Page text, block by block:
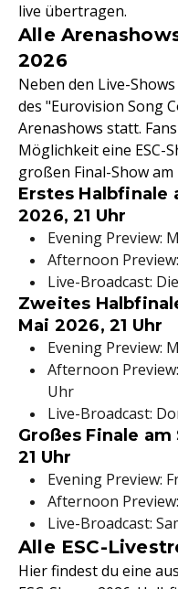
live übertragen.
Alle
2026
Neben den Live-
des "Eurovision Song
Arenashows statt.
Möglichkeit eine ESC-
großen Final-Show am
Erstes Halbfinale
2026, 21 Uhr
Evening Preview:
Afternoon
Live-Broadcast:
Zweites
Mai 2026, 21 Uhr
Evening Preview:
Afternoon
Uhr
Live-Broadcast:
Großes Finale am
21 Uhr
Evening Preview:
Afternoon
Live-Broadcast:
Alle ESC-
Hier findest du eine